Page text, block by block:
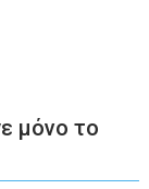
μόνο το